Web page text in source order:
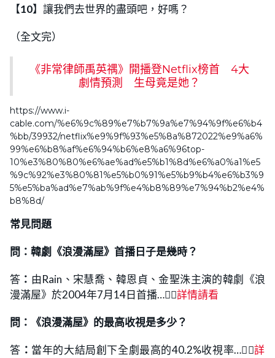
【10】讓我們去世界的盡頭吧，好嗎？
（全文完）
《非常律師禹英禑》開播登Netflix榜首 4大
劇情預測 生母竟是她？
https://www.i-
cable.com/%e6%9c%89%e7%b7%9a%e7%94%9f%e6%b4
%bb/39932/netflix%e9%9f%93%e5%8a%872022%e9%a6%
99%e6%b8%af%e6%94%b6%e8%a6%96top-
10%e3%80%80%e6%ae%ad%e5%b1%8d%e6%a0%a1%e5
%9c%92%e3%80%81%e5%b0%91%e5%b9%b4%e6%b3%9
5%e5%ba%ad%e7%ab%9f%e4%b8%89%e7%94%b2%e4%
b8%8d/
常見問題
問：韓劇《浪漫滿屋》首播日子是幾時？
答 ： 由Rain、宋慧喬、韓恩貞、金聖洙主演的韓劇《浪
漫滿屋》於2004年7月14日首播…👉🏻詳情請看
問： 《浪漫滿屋》的最高收視是多少？
答 ： 當年的大結局創下全劇最高的40.2%收視率…👉🏻詳